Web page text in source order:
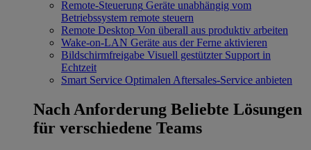
Remote-Steuerung Geräte unabhängig vom
Betriebssystem remote steuern
Remote Desktop Von überall aus produktiv arbeiten
Wake-on-LAN Geräte aus der Ferne aktivieren
Bildschirmfreigabe Visuell gestützter Support in
Echtzeit
Smart Service Optimalen Aftersales-Service anbieten
Nach Anforderung Beliebte Lösungen
für verschiedene Teams